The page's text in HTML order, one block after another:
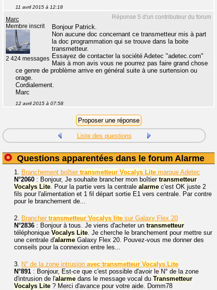
11 avril 2015 à 12:18
Réponse 5 d'un contributeur du forum
Marc
Membre inscrit
2 424 messages
Bonjour Patrick.
Non aucune doc concernant ce transmetteur mis à part
la doc programmation qui se trouve dans la boite
transmetteur.
Essayez de contacter la société Adetec "adetec.com"
Mais à mon avis vous ne pourrez pas faire grand chose
ce genre de problème arrive en général suite à une surtension ou
orage.
Cordialement.
Marc
12 avril 2015 à 07:58
Liste des questions
Questions apparentées dans le forum Alarme
1. Branchement boîtier transmetteur Vocalys Lite marque Adetec
N°2060 : Bonjour, Je souhaite brancher mon boîtier transmetteur
Vocalys Lite. Pour la partie vers la centrale alarme c'est OK juste 2
fils pour l'alimentation et 1 fil départ sortie E1 vers centrale. Par contre
pour le branchement de...
2. Brancher transmetteur Vocalys lite sur Galaxy Flex 20
N°2836 : Bonjour à tous. Je viens d'acheter un transmetteur
téléphonique Vocalys Lite. Je cherche le branchement pour mettre sur
une centrale d'alarme Galaxy Flex 20. Pouvez-vous me donner des
conseils pour la connexion entre les...
3. N° de la zone intrusion avec transmetteur Vocalys Lite
N°891 : Bonjour, Est-ce que c'est possible d'avoir le N° de la zone
d'intrusion de l'alarme dans le message vocal du Transmetteur
Vocalys Lite ? Merci d'avance pour votre aide. Domm78